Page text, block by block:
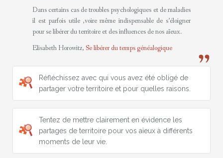
Dans certains cas de troubles psychologiques et de maladies
il est parfois utile ,voire même indispensable de s’éloigner
pour se libérer du territoire et des influences de nos aïeux.
Elisabeth Horowitz, Se libérer du temps généalogique
Réfléchissez avec qui vous avez été obligé de
partager votre territoire et pour quelles raisons.
Tentez de mettre clairement en évidence les
partages de territoire pour vos aïeux à différents
moments de leur vie.